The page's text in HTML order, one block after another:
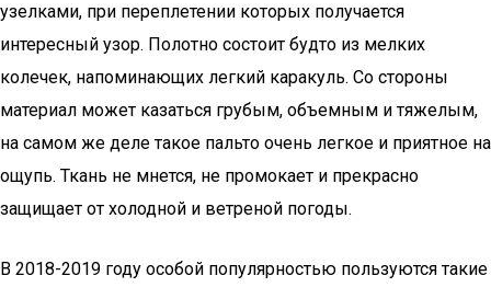
узелками, при переплетении которых получается
интересный узор. Полотно состоит будто из мелких
колечек, напоминающих легкий каракуль. Со стороны
материал может казаться грубым, объемным и тяжелым,
на самом же деле такое пальто очень легкое и приятное на
ощупь. Ткань не мнется, не промокает и прекрасно
защищает от холодной и ветреной погоды.
В 2018-2019 году особой популярностью пользуются такие